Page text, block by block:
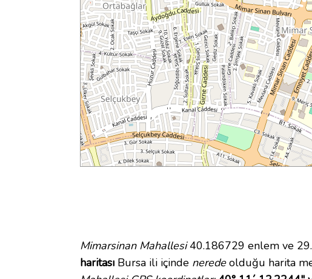
Mimarsinan Mahallesi40.186729 enlem ve
haritası Bursa ili içinde neredeolduğu harita